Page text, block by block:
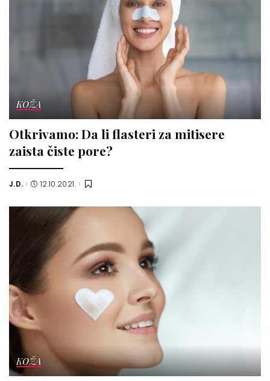
KOŽA
Otkrivamo: Da li flasteri za mitisere
zaista čiste pore?
Posted
J.D. 12.10.2021.
KOŽA